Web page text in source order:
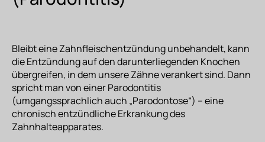
Bleibt eine Zahnfleischentzündung unbehandelt, kann
die Entzündung auf den darunterliegenden Knochen
übergreifen, in dem unsere Zähne verankert sind. Dann
spricht man von einer Parodontitis
(umgangssprachlich auch „Parodontose“) – eine
chronisch entzündliche Erkrankung des
Zahnhalteapparates.